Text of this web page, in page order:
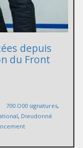
depuis
du Front
700.O00 signatures,
, Dieudonné